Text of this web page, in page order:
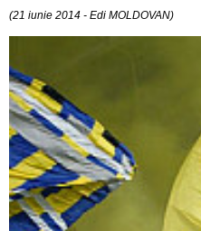
(21 iunie 2014 - Edi MOLDOVAN)